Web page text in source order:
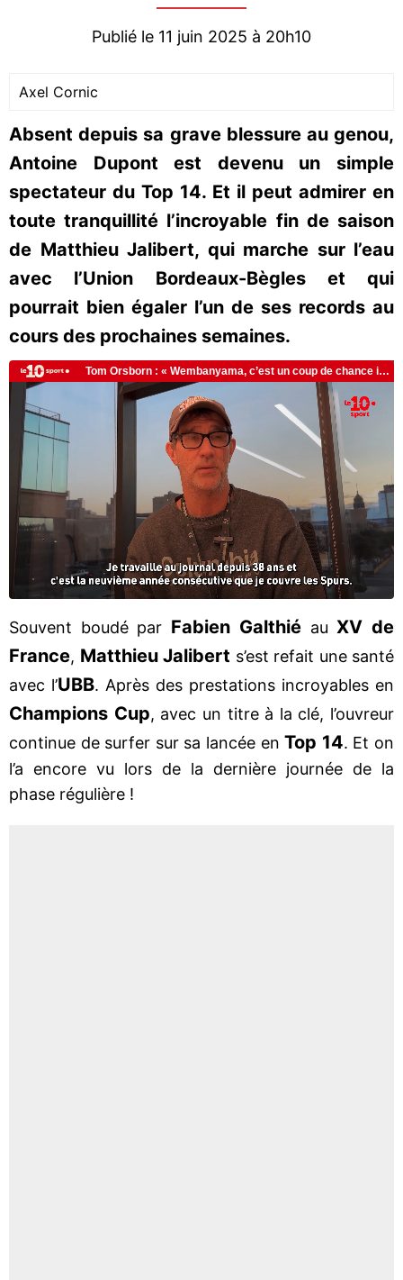
Publié le 11 juin 2025 à 20h10
Axel Cornic
Absent depuis sa grave blessure au genou,
Antoine Dupont est devenu un simple
spectateur du Top 14. Et il peut admirer en
toute tranquillité l’incroyable fin de saison
de Matthieu Jalibert, qui marche sur l’eau
avec l’Union Bordeaux-Bègles et qui
pourrait bien égaler l’un de ses records au
cours des prochaines semaines.
Souvent boudé par Fabien Galthié auXV de
France, Matthieu Jalibert s’est refait une santé
avec l’UBB. Après des prestations incroyables en
Champions Cup, avec un titre à la clé, l’ouvreur
continue de surfer sur sa lancée enTop 14. Et on
l’a encore vu lors de la dernière journée de la
phase régulière !